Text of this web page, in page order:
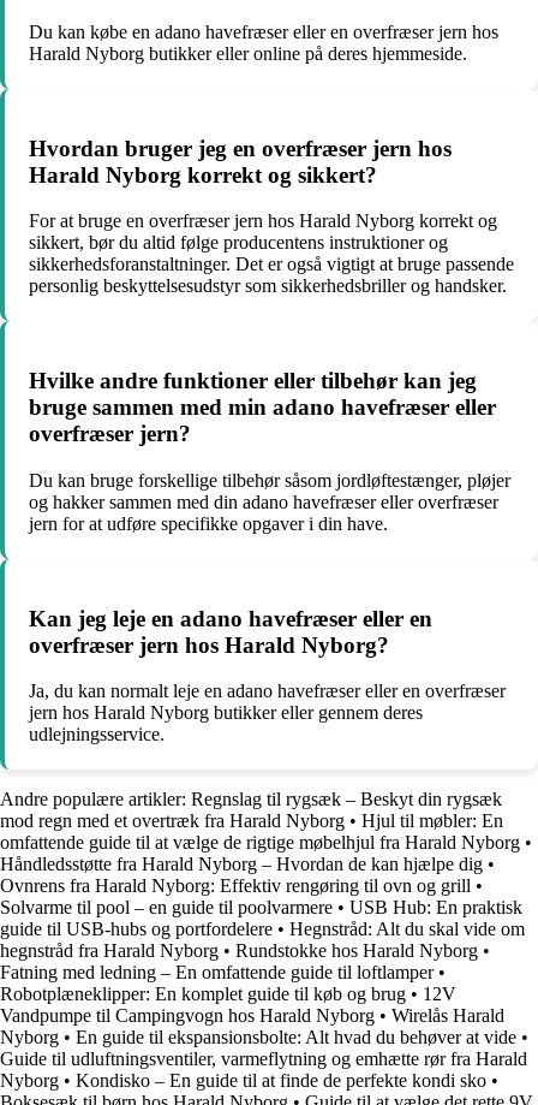
Du kan købe en adano havefræser eller en overfræser jern hos
Harald Nyborg butikker eller online på deres hjemmeside.
Hvordan bruger jeg en overfræser jern hos
Harald Nyborg korrekt og sikkert?
For at bruge en overfræser jern hos Harald Nyborg korrekt og
sikkert, bør du altid følge producentens instruktioner og
sikkerhedsforanstaltninger. Det er også vigtigt at bruge passende
personlig beskyttelsesudstyr som sikkerhedsbriller og handsker.
Hvilke andre funktioner eller tilbehør kan jeg
bruge sammen med min adano havefræser eller
overfræser jern?
Du kan bruge forskellige tilbehør såsom jordløftestænger, pløjer
og hakker sammen med din adano havefræser eller overfræser
jern for at udføre specifikke opgaver i din have.
Kan jeg leje en adano havefræser eller en
overfræser jern hos Harald Nyborg?
Ja, du kan normalt leje en adano havefræser eller en overfræser
jern hos Harald Nyborg butikker eller gennem deres
udlejningsservice.
Andre populære artikler: Regnslag til rygsæk – Beskyt din rygsæk
mod regn med et overtræk fra Harald Nyborg • Hjul til møbler: En
omfattende guide til at vælge de rigtige møbelhjul fra Harald Nyborg •
Håndledsstøtte fra Harald Nyborg – Hvordan de kan hjælpe dig •
Ovnrens fra Harald Nyborg: Effektiv rengøring til ovn og grill •
Solvarme til pool – en guide til poolvarmere • USB Hub: En praktisk
guide til USB-hubs og portfordelere • Hegnstråd: Alt du skal vide om
hegnstråd fra Harald Nyborg • Rundstokke hos Harald Nyborg •
Fatning med ledning – En omfattende guide til loftlamper•
Robotplæneklipper: En komplet guide til køb og brug • 12V
Vandpumpe til Campingvogn hos Harald Nyborg • Wirelås Harald
Nyborg • En guide til ekspansionsbolte: Alt hvad du behøver at vide •
Guide til udluftningsventiler, varmeflytning og emhætte rør fra Harald
Nyborg • Kondisko – En guide til at finde de perfekte kondi sko •